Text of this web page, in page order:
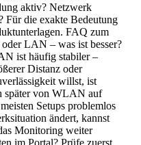
aktiv? Netzwerk
Für die exakte Bedeutung
FAQ zum
LAN – was ist besser?
ist häufig stabiler –
Distanz oder
willst, ist
später von WLAN auf
Setups problemlos
ändert, kannst
Monitoring weiter
im Portal? Prüfe zuerst